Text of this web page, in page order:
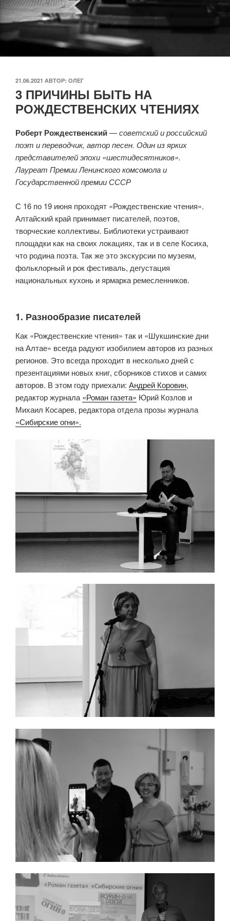
ОПУБЛИКОВАНО
21.06.2021 АВТОР: ОЛЕГ
3 ПРИЧИНЫ БЫТЬ НА
РОЖДЕСТВЕНСКИХ ЧТЕНИЯХ
Роберт Рождественский—советский и российский
поэт и переводчик, автор песен. Один из ярких
представителей эпохи «шестидесятников».
Лауреат Премии Ленинского комсомола и
Государственной премии СССР
С 16 по 19 июня проходят «Рождественские чтения».
Алтайский край принимает писателей, поэтов,
творческие коллективы. Библиотеки устраивают
площадки как на своих локациях, так и в селе Косиха,
что родина поэта. Так же это экскурсии по музеям,
фольклорный и рок фестиваль, дегустация
национальных кухонь и ярмарка ремесленников.
1. Разнообразие писателей
Как «Рождественские чтения» так и «Шукшинские дни
на Алтае» всегда радуют изобилием авторов из разных
регионов. Это всегда проходит в несколько дней с
презентациями новых книг, сборников стихов и самих
авторов. В этом году приехали: Андрей Коровин,
редактор журнала «Роман газета» Юрий Козлов и
Михаил Косарев, редактора отдела прозы журнала
«Сибирские огни».